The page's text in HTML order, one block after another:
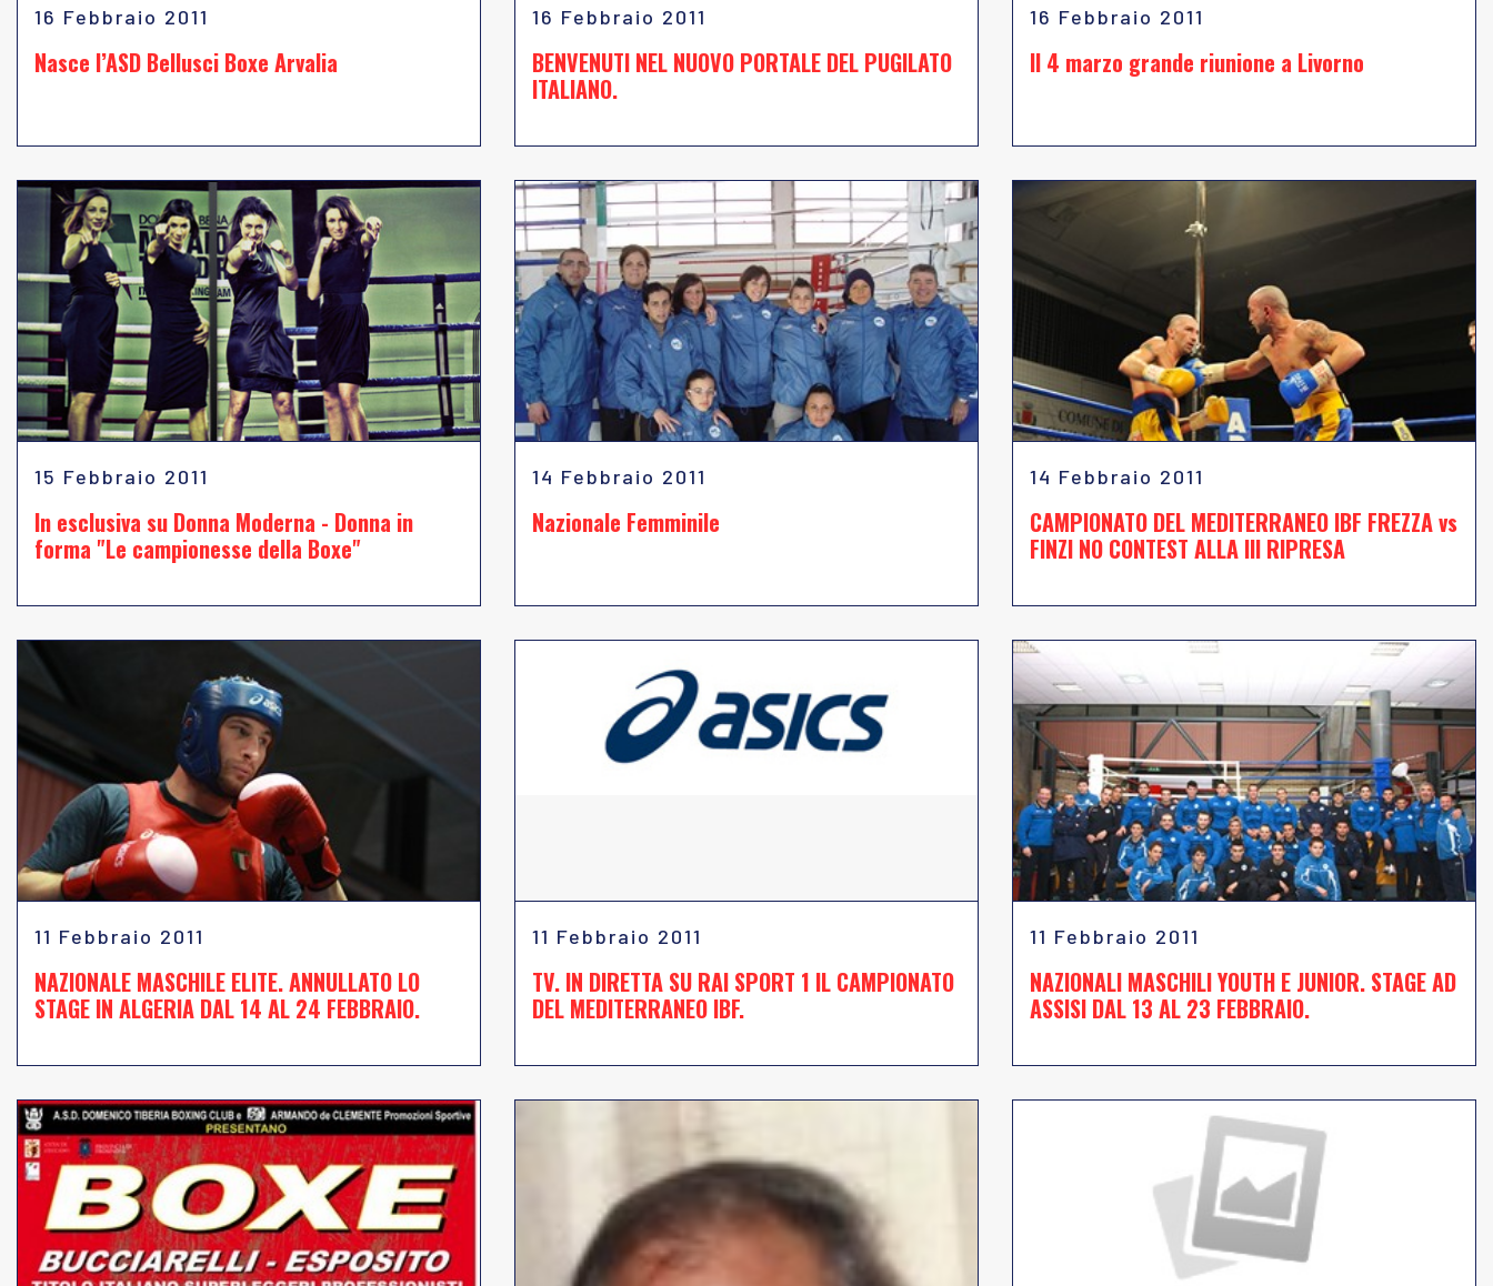
16 Febbraio 2011
Nasce l’ASD Bellusci Boxe Arvalia
16 Febbraio 2011
BENVENUTI NEL NUOVO PORTALE DEL PUGILATO
ITALIANO.
16 Febbraio 2011
Il 4 marzo grande riunione a Livorno
15 Febbraio 2011
In esclusiva su Donna Moderna - Donna in
forma "Le campionesse della Boxe"
14 Febbraio 2011
Nazionale Femminile
14 Febbraio 2011
CAMPIONATO DEL MEDITERRANEO IBF FREZZA vs
FINZI NO CONTEST ALLA III RIPRESA
11 Febbraio 2011
NAZIONALE MASCHILE ELITE. ANNULLATO LO
STAGE IN ALGERIA DAL 14 AL 24 FEBBRAIO.
11 Febbraio 2011
TV. IN DIRETTA SU RAI SPORT 1 IL CAMPIONATO
DEL MEDITERRANEO IBF.
11 Febbraio 2011
NAZIONALI MASCHILI YOUTH E JUNIOR. STAGE AD
ASSISI DAL 13 AL 23 FEBBRAIO.